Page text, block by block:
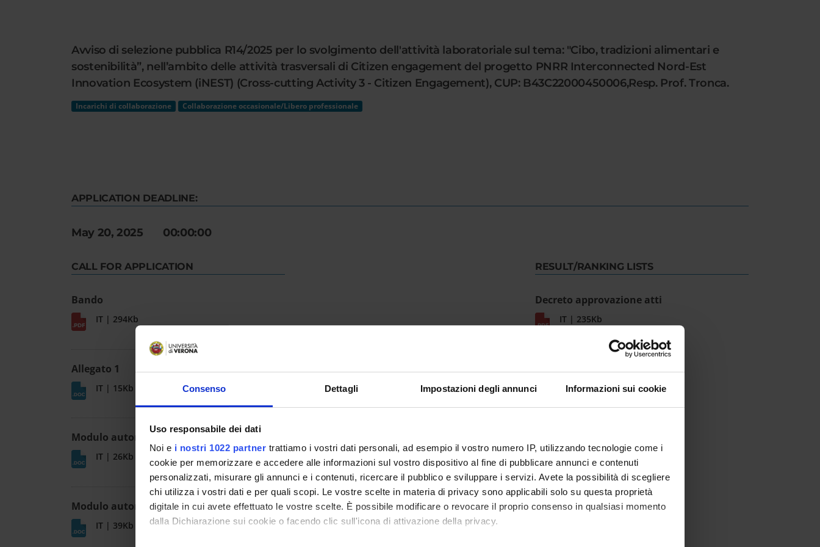
Consenso Dettagli Impostazioni degli annunci Informazioni sui cookie
Uso responsabile dei dati
Noi e i nostri 1022 partner trattiamo i vostri dati personali, ad esempio il vostro numero IP, utilizzando tecnologie come i
cookie per memorizzare e accedere alle informazioni sul vostro dispositivo al fine di pubblicare annunci e contenuti
personalizzati, misurare gli annunci e i contenuti, ricercare il pubblico e sviluppare i servizi. Avete la possibilità di scegliere
chi utilizza i vostri dati e per quali scopi. Le vostre scelte in materia di privacy sono applicabili solo su questa proprietà
digitale in cui avete effettuato le vostre scelte. È possibile modificare o revocare il proprio consenso in qualsiasi momento
dalla Dichiarazione sui cookie o facendo clic sull'icona di attivazione della privacy.
Avviso di selezione pubblica R14/2025 per lo svolgimento dell'attività laboratoriale sul tema: "Cibo, tradizioni alimentari e
sostenibilità”, nell’ambito delle attività trasversali di Citizen engagement del progetto PNRR Interconnected Nord-Est
Innovation Ecosystem (iNEST) (Cross-cutting Activity 3 - Citizen Engagement), CUP: B43C22000450006,Resp. Prof. Tronca.
Incarichi di collaborazione Collaborazione occasionale/Libero professionale
APPLICATION DEADLINE:
May 20, 2025 00:00:00
CALL FOR APPLICATION
Bando
IT | 294Kb
Allegato 1
IT | 15Kb
Modulo autorizzazione assegnisti
IT | 26Kb
Modulo autorizzazione dottorandi
IT | 39Kb
RESULT/RANKING LISTS
Decreto approvazione atti
IT | 235Kb